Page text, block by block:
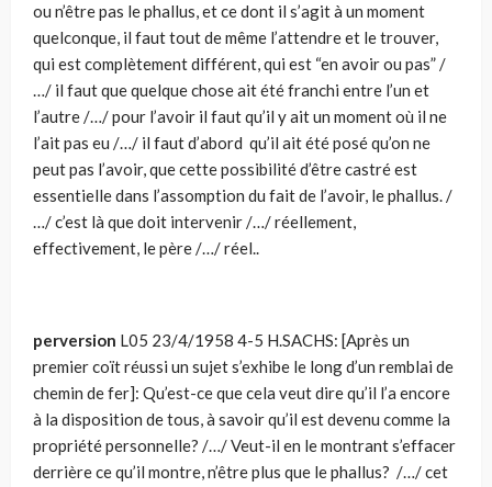
ou n’être pas le phallus, et ce dont il s’agit à un moment
quelconque, il faut tout de même l’attendre et le trouver,
qui est complètement différent, qui est “en avoir ou pas” /
…/ il faut que quelque chose ait été franchi entre l’un et
l’autre /…/ pour l’avoir il faut qu’il y ait un moment où il ne
l’ait pas eu /…/ il faut d’abord qu’il ait été posé qu’on ne
peut pas l’avoir, que cette possibilité d’être castré est
essentielle dans l’assomption du fait de l’avoir, le phallus. /
…/ c’est là que doit intervenir /…/ réellement,
effectivement, le père /…/ réel..
perversion L05 23/4/1958 4-5 H.SACHS: [Après un
premier coït réussi un sujet s’exhibe le long d’un remblai de
chemin de fer]: Qu’est-ce que cela veut dire qu’il l’a encore
à la disposition de tous, à savoir qu’il est devenu comme la
propriété personnelle? /…/ Veut-il en le montrant s’effacer
derrière ce qu’il montre, n’être plus que le phallus? /…/ cet